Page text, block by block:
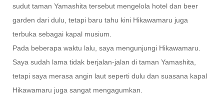
sudut taman Yamashita tersebut mengelola hotel dan beer
garden dari dulu, tetapi baru tahu kini Hikawamaru juga
terbuka sebagai kapal musium.
Pada beberapa waktu lalu, saya mengunjungi Hikawamaru.
Saya sudah lama tidak berjalan-jalan di taman Yamashita,
tetapi saya merasa angin laut seperti dulu dan suasana kapal
Hikawamaru juga sangat mengagumkan.